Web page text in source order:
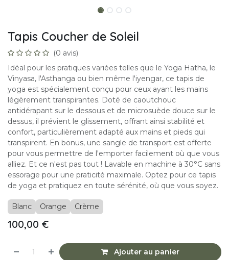
Tapis Coucher de Soleil
(0 avis)
Idéal pour les pratiques variées telles que le Yoga Hatha, le
Vinyasa, l'Asthanga ou bien même l'iyengar, ce tapis de
yoga est spécialement conçu pour ceux ayant les mains
légèrement transpirantes. Doté de caoutchouc
antidérapant sur le dessous et de microsuède douce sur le
dessus, il prévient le glissement, offrant ainsi stabilité et
confort, particulièrement adapté aux mains et pieds qui
transpirent. En bonus, une sangle de transport est offerte
pour vous permettre de l'emporter facilement où que vous
alliez. Et ce n'est pas tout ! Lavable en machine à 30°C sans
essorage pour une praticité maximale. Optez pour ce tapis
de yoga et pratiquez en toute sérénité, où que vous soyez.
Blanc Orange Crème
100,00 €
Ajouter au panier